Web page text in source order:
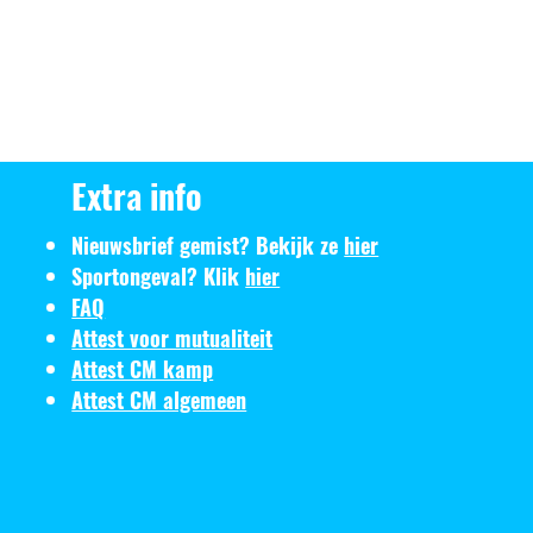
Extra info
Nieuwsbrief gemist? Bekijk ze hier
Sportongeval? Klik hier
FAQ
Attest voor mutualiteit
Attest CM kamp
Attest CM algemeen